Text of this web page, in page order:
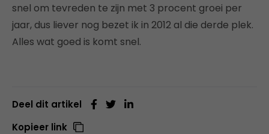
snel om tevreden te zijn met 3 procent groei per
jaar, dus liever nog bezet ik in 2012 al die derde plek.
Alles wat goed is komt snel.
Deel dit artikel
Kopieer link